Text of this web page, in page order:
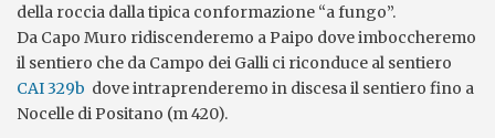
della roccia dalla tipica conformazione “a fungo”.
Da Capo Muro ridiscenderemo a Paipo dove imboccheremo
il sentiero che da Campo dei Galli ci riconduce al sentiero
CAI 329b dove intraprenderemo in discesa il sentiero fino a
Nocelle di Positano (m 420).